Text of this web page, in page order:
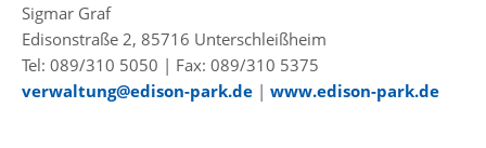
Sigmar Graf
Edisonstraße 2, 85716 Unterschleißheim
Tel: 089/310 5050 | Fax: 089/310 5375
verwaltung@edison-park.de | www.edison-park.de